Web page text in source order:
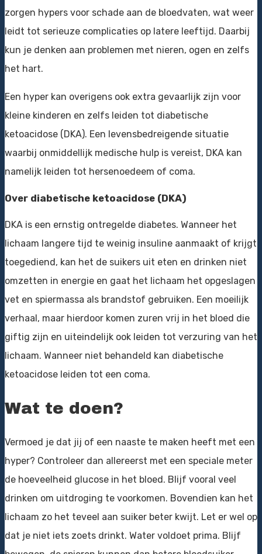
zorgen hypers voor schade aan de bloedvaten, wat weer
leidt tot serieuze complicaties op latere leeftijd. Daarbij
kun je denken aan problemen met nieren, ogen en zelfs
het hart.
Een hyper kan overigens ook extra gevaarlijk zijn voor
kleine kinderen en zelfs leiden tot diabetische
ketoacidose (DKA). Een levensbedreigende situatie
waarbij onmiddellijk medische hulp is vereist, DKA kan
namelijk leiden tot hersenoedeem of coma.
Over diabetische ketoacidose (DKA)
DKA is een ernstig ontregelde diabetes. Wanneer het
lichaam langere tijd te weinig insuline aanmaakt of krijgt
toegediend, kan het de suikers uit eten en drinken niet
omzetten in energie en gaat het lichaam het opgeslagen
vet en spiermassa als brandstof gebruiken. Een moeilijk
verhaal, maar hierdoor komen zuren vrij in het bloed die
giftig zijn en uiteindelijk ook leiden tot verzuring van het
lichaam. Wanneer niet behandeld kan diabetische
ketoacidose leiden tot een coma.
Wat te doen?
Vermoed je dat jij of een naaste te maken heeft met een
hyper? Controleer dan allereerst met een speciale meter
de hoeveelheid glucose in het bloed. Blijf vooral veel
drinken om uitdroging te voorkomen. Bovendien kan het
lichaam zo het teveel aan suiker beter kwijt. Let er wel op
dat je niet iets zoets drinkt. Water voldoet prima. Blijf